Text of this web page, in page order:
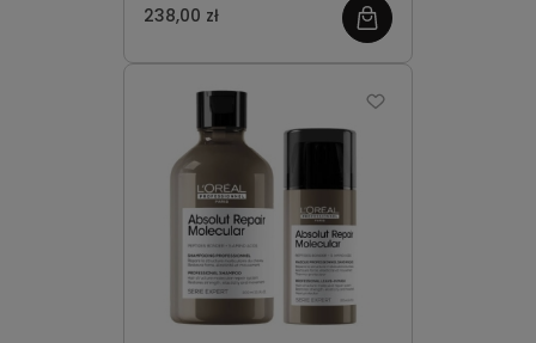
wygląd, dla zdrowszych,
zdefiniowanych loków.
strukturę, chroni kolor przed
termiczną.
238,00 zł
zobacz
więcej